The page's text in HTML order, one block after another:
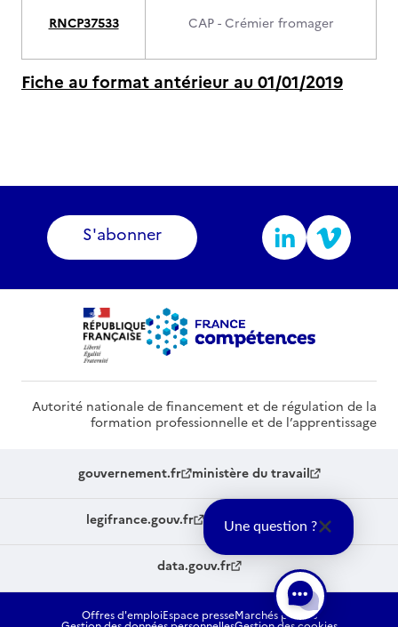
RNCP37533 CAP - Crémier fromager
Fiche au format antérieur au 01/01/2019
S'abonner
Autorité nationale de financement et de régulation de la
formation professionnelle et de l’apprentissage
gouvernement.fr ministère du travail
legifrance.gouv.fr service-public.fr
data.gouv.fr
Offres d'emploiEspace presseMarchés publics
Une question ?